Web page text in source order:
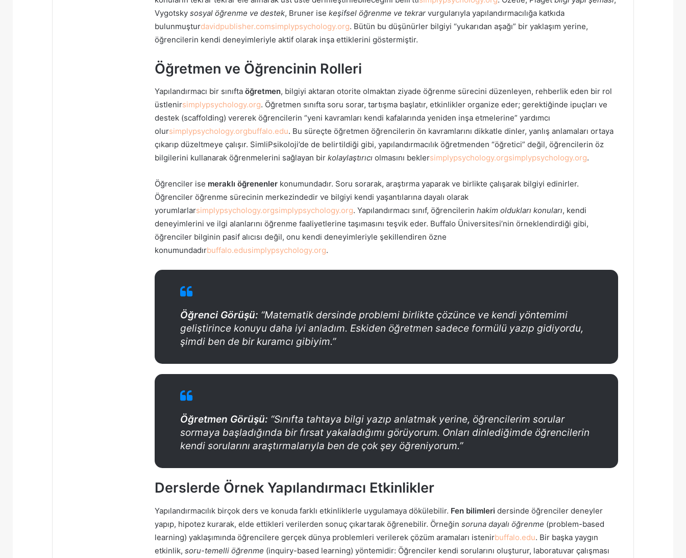
Vygotsky sosyal öğrenme ve destek, Bruner ise keşifsel öğrenme ve tekrar vurgularıyla yapılandırmacılığa katkıda
bulunmuşturdavidpublisher.comsimplypsychology.org. Bütün bu düşünürler bilgiyi “yukarıdan aşağı” bir yaklaşım yerine,
öğrencilerin kendi deneyimleriyle aktif olarak inşa ettiklerini göstermiştir.
Öğretmen ve Öğrencinin Rolleri
Yapılandırmacı bir sınıfta öğretmen, bilgiyi aktaran otorite olmaktan ziyade öğrenme sürecini düzenleyen, rehberlik eden bir rol
üstlenirsimplypsychology.org. Öğretmen sınıfta soru sorar, tartışma başlatır, etkinlikler organize eder; gerektiğinde ipuçları ve
destek (scaffolding) vererek öğrencilerin “yeni kavramları kendi kafalarında yeniden inşa etmelerine” yardımcı
olursimplypsychology.orgbuffalo.edu. Bu süreçte öğretmen öğrencilerin ön kavramlarını dikkatle dinler, yanlış anlamaları ortaya
çıkarıp düzeltmeye çalışır. SimliPsikoloji’de de belirtildiği gibi, yapılandırmacılık öğretmenden “öğretici” değil, öğrencilerin öz
bilgilerini kullanarak öğrenmelerini sağlayan bir kolaylaştırıcı olmasını beklersimplypsychology.orgsimplypsychology.org.
Öğrenciler ise meraklı öğrenenler konumundadır. Soru sorarak, araştırma yaparak ve birlikte çalışarak bilgiyi edinirler.
Öğrenciler öğrenme sürecinin merkezindedir ve bilgiyi kendi yaşantılarına dayalı olarak
yorumlarlarsimplypsychology.orgsimplypsychology.org. Yapılandırmacı sınıf, öğrencilerin hakim oldukları konuları, kendi
deneyimlerini ve ilgi alanlarını öğrenme faaliyetlerine taşımasını teşvik eder. Buffalo Üniversitesi’nin örneklendirdiği gibi,
öğrenciler bilginin pasif alıcısı değil, onu kendi deneyimleriyle şekillendiren özne
konumundadırbuffalo.edusimplypsychology.org.
Öğrenci Görüşü: “Matematik dersinde problemi birlikte çözünce ve kendi yöntemimi
geliştirince konuyu daha iyi anladım. Eskiden öğretmen sadece formülü yazıp gidiyordu,
şimdi ben de birkuramcı gibiyim.”
Öğretmen Görüşü: “Sınıfta tahtaya bilgi yazıp anlatmak yerine, öğrencilerim sorular
sormaya başladığında bir fırsat yakaladığımı görüyorum. Onları dinlediğimde öğrencilerin
kendi sorularını araştırmalarıyla ben de çok şey öğreniyorum.”
Derslerde Örnek Yapılandırmacı Etkinlikler
Yapılandırmacılık birçok ders ve konuda farklı etkinliklerle uygulamaya dökülebilir. Fen bilimleri dersinde öğrenciler deneyler
yapıp, hipotez kurarak, elde ettikleri verilerden sonuç çıkartarak öğrenebilir. Örneğin soruna dayalı öğrenme (problem-based
learning) yaklaşımında öğrencilere gerçek dünya problemleri verilerek çözüm aramaları istenirbuffalo.edu. Bir başka yaygın
etkinlik, soru-temelli öğrenme (inquiry-based learning) yöntemidir: Öğrenciler kendi sorularını oluşturur, laboratuvar çalışması